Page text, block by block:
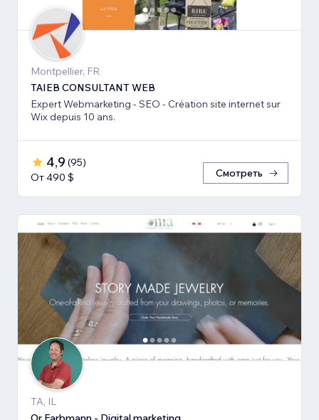
Montpellier, FR
TAIEB CONSULTANT WEB
Expert Webmarketing - SEO - Création site internet sur
Wix depuis 10 ans.
4,9 (95)
От 490 $
Смотреть
TA, IL